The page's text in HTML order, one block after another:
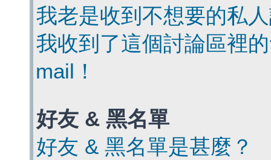
我老是收到不想要的私
我收到了這個討論區裡
mail！
好友 & 黑名單
好友 & 黑名單是甚麼？